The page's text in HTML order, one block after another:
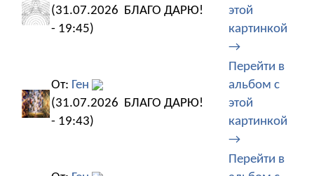
(31.07.2026
- 19:45)
БЛАГО ДАРЮ!
этой
картинкой
→
От: Ген
(31.07.2026
- 19:43)
БЛАГО ДАРЮ!
Перейти в
альбом с
этой
картинкой
→
Перейти в